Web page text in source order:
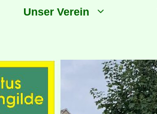
Unser Verein